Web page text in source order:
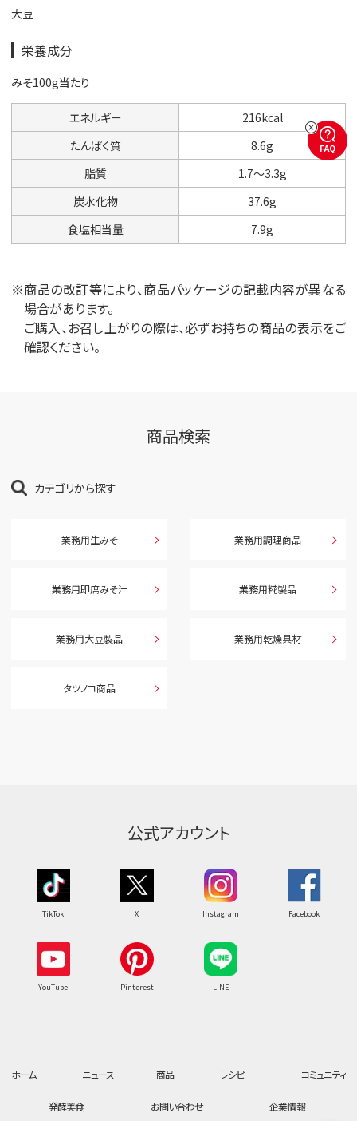
大豆
栄養成分
みそ100g当たり
エネルギー
216kcal
たんぱく質
8.6g
脂質
1.7〜3.3g
炭水化物
37.6g
食塩相当量
7.9g
※商品の改訂等により、商品パッケージの記載内容が異なる
場合があります。
ご購入、お召し上がりの際は、必ずお持ちの商品の表示をご
確認ください。
商品検索
カテゴリから探す
業務用生みそ 業務用調理商品
業務用即席みそ汁 業務用糀製品
業務用大豆製品 業務用乾燥具材
タツノコ商品
公式アカウント
TikTok X Instagram Facebook
YouTube Pinterest LINE
ホーム ニュース 商品 レシピ コミュニティ
発酵美食 お問い合わせ 企業情報
FAQ